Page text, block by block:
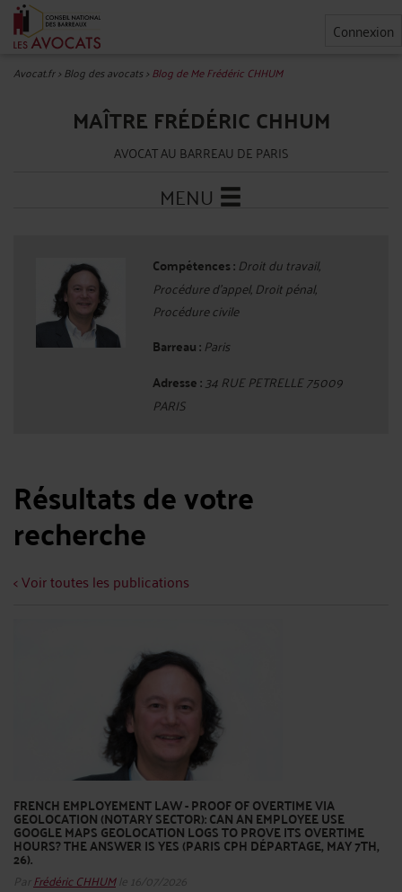
Connexion
Avocat.fr>Blog des avocats>Blog de Me Frédéric CHHUM
MAÎTRE FRÉDÉRIC CHHUM
AVOCAT AU BARREAU DE PARIS
MENU
Compétences : Droit du travail,
Procédure d'appel, Droit pénal,
Procédure civile
Barreau : Paris
Adresse :34 RUE PETRELLE 75009
PARIS
Résultats de votre
recherche
< Voir toutes les publications
FRENCH EMPLOYEMENT LAW - PROOF OF OVERTIME VIA
GEOLOCATION (NOTARY SECTOR): CAN AN EMPLOYEE USE
GOOGLE MAPS GEOLOCATION LOGS TO PROVE ITS OVERTIME
HOURS? THE ANSWER IS YES (PARIS CPH DÉPARTAGE, MAY 7TH,
26).
Par Frédéric CHHUMle 16/07/2026